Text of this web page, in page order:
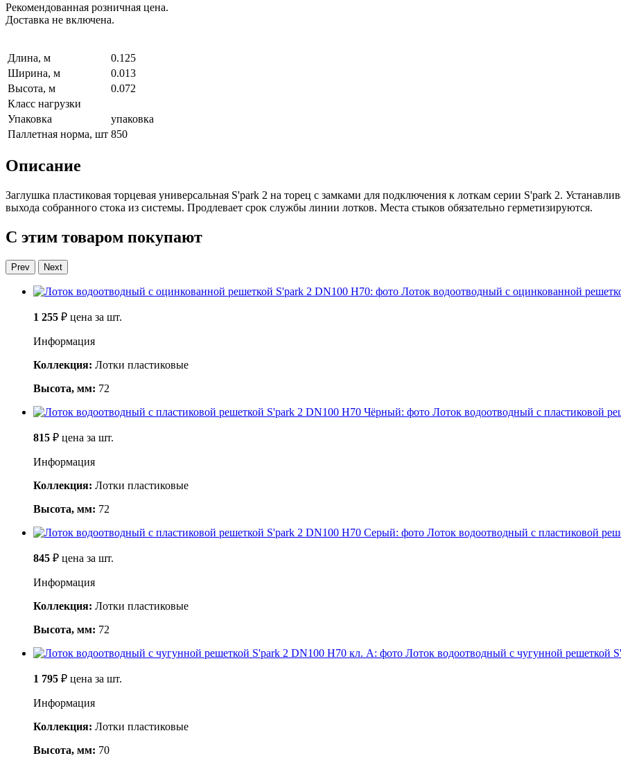
Рекомендованная розничная цена.
Доставка не включена.
Длина, м
0.125
Ширина, м
0.013
Высота, м
0.072
Класс нагрузки
Упаковка
упаковка
Паллетная норма, шт 850
Описание
Заглушка пластиковая торцевая универсальная S'park 2 на торец с замками для подключения к лоткам серии S'park 2.
выхода собранного стока из системы. Продлевает срок службы линии лотков. Места стыков обязательно герметизируются.
С этим товаром покупают
Prev Next
Лоток водоотводный с оцинкованной
1 255 ₽ цена за шт.
Информация
Коллекция: Лотки пластиковые
Высота, мм: 72
Лоток водоотводный с пластиковой
815 ₽ цена за шт.
Информация
Коллекция: Лотки пластиковые
Высота, мм: 72
Лоток водоотводный с пластиковой
845 ₽ цена за шт.
Информация
Коллекция: Лотки пластиковые
Высота, мм: 72
Лоток водоотводный с чугунной решеткой
1 795 ₽ цена за шт.
Информация
Коллекция: Лотки пластиковые
Высота, мм: 70